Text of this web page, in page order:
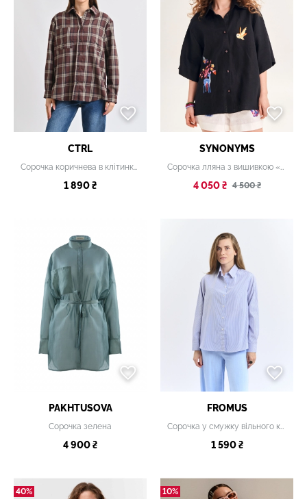
CTRL
Сорочка коричнева в клітинку з накладними кишенями
1 890 ₴
SYNONYMS
Сорочка лляна з вишивкою «Лісова казка» чорна, onesize
4 050 ₴ 4 500 ₴
PAKHTUSOVA
Сорочка зелена
4 900 ₴
FROMUS
Сорочка у смужку вільного крою блакитна
1 590 ₴
40% 10%